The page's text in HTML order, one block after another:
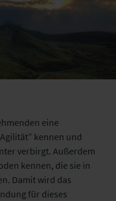
eine
kennen und
verbirgt. Außerdem
kennen, die sie in
Damit wird das
für dieses